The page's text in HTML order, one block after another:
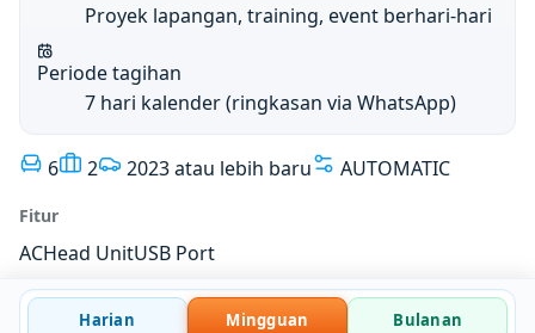
Proyek lapangan, training, event berhari-hari
Periode tagihan
7 hari kalender (ringkasan via WhatsApp)
6 2 2023 atau lebih baru AUTOMATIC
Fitur
ACHead UnitUSB Port
Harian Mingguan Bulanan